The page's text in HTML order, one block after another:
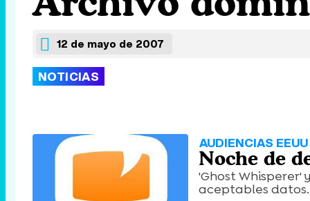
12 de mayo de 2007
NOTICIAS
AUDIENCIAS
Noche de
'Ghost Whisperer'
aceptables datos.